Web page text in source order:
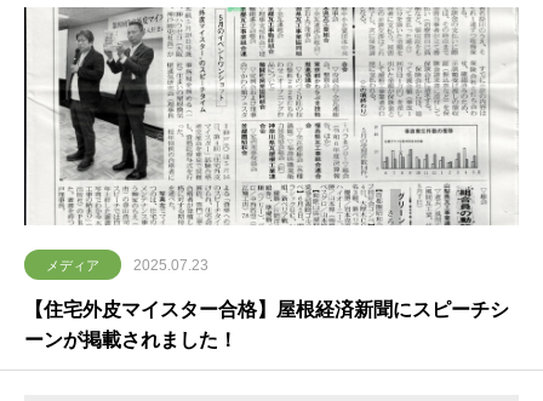
メディア 2025.07.23
【住宅外皮マイスター合格】屋根経済新聞にスピーチシ
ーンが掲載されました！